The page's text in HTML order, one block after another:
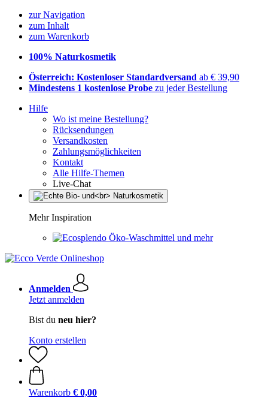
zur Navigation
zum Inhalt
zum Warenkorb
100% Naturkosmetik
Österreich: Kostenloser Standardversand ab € 39,90
Mindestens 1 kostenlose Probe zu jeder Bestellung
Hilfe
Wo ist meine Bestellung?
Rücksendungen
Versandkosten
Zahlungsmöglichkeiten
Kontakt
Alle Hilfe-Themen
Live-Chat
Mehr Inspiration
Öko-Waschmittel und mehr
Anmelden
Jetzt anmelden
Bist du neu hier?
Konto erstellen
Warenkorb € 0,00